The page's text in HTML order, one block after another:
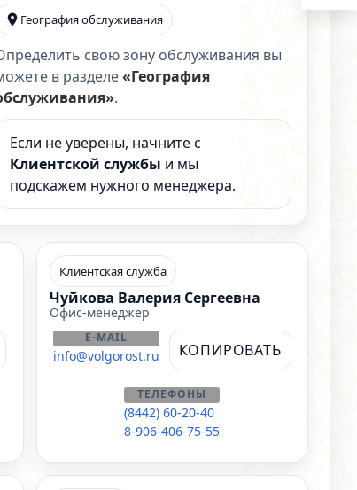
География обслуживания
свою зону обслуживания вы
в разделе«География
.
Если не уверены, начните с
Клиентской службы и мы
подскажем нужного менеджера.
Клиентская служба
Чуйкова Валерия Сергеевна
Офис-менеджер
E-MAIL
info@volgorost.ru КОПИРОВАТЬ
ТЕЛЕФОНЫ
(8442) 60-20-40
8-906-406-75-55